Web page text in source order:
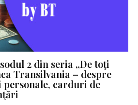
2 din seria „De toţi
Transilvania – despre
personale, carduri de